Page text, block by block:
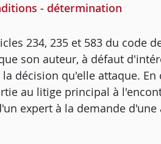
- détermination
234, 235 et 583 du code
son auteur, à défaut
décision qu'elle attaque.
au litige principal à
expert à la demande